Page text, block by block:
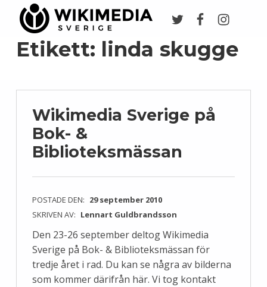
Etikett: linda skugge
Wikimedia Sverige på
Bok- &
Biblioteksmässan
POSTADE DEN: 29 september 2010
SKRIVEN AV: Lennart Guldbrandsson
Den 23-26 september deltog Wikimedia
Sverige på Bok- & Biblioteksmässan för
tredje året i rad. Du kan se några av bilderna
som kommer därifrån här. Vi tog kontakt